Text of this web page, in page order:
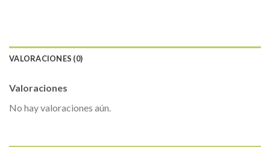
VALORACIONES (0)
Valoraciones
No hay valoraciones aún.